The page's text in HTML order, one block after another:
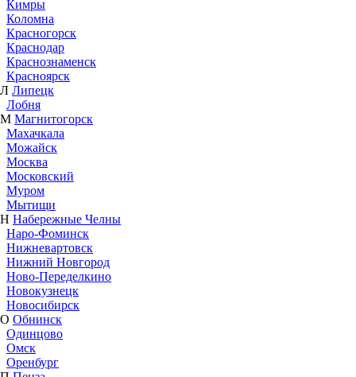
Кимры
Коломна
Красногорск
Краснодар
Краснознаменск
Красноярск
Л Липецк
Лобня
М Магнитогорск
Махачкала
Можайск
Москва
Московский
Муром
Мытищи
Н Набережные Челны
Наро-Фоминск
Нижневартовск
Нижний Новгород
Ново-Переделкино
Новокузнецк
Новосибирск
О Обнинск
Одинцово
Омск
Оренбург